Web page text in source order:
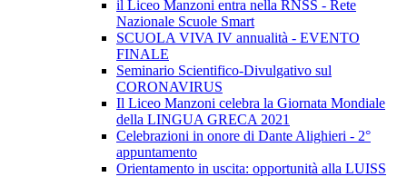
il Liceo Manzoni entra nella RNSS - Rete
Nazionale Scuole Smart
SCUOLA VIVA IV annualità - EVENTO
FINALE
Seminario Scientifico-Divulgativo sul
CORONAVIRUS
Il Liceo Manzoni celebra la Giornata Mondiale
della LINGUA GRECA 2021
Celebrazioni in onore di Dante Alighieri - 2°
appuntamento
Orientamento in uscita: opportunità alla LUISS